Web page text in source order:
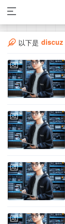
以下是 discuz